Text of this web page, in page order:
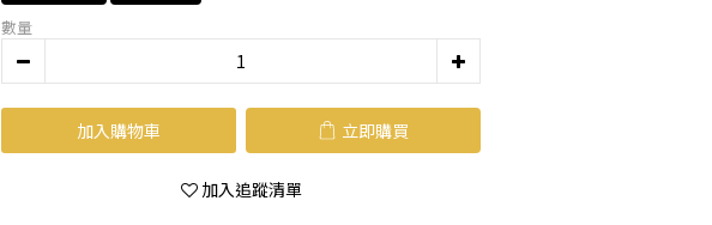
數量
加入購物車 立即購買
加入追蹤清單